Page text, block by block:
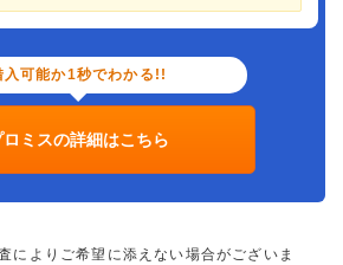
入可能か1秒でわかる!!
ロミスの詳細はこちら
によりご希望に添えない場合がございま